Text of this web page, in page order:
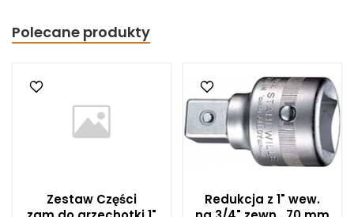
Polecane produkty
Zestaw Części
Redukcja z 1" wew.